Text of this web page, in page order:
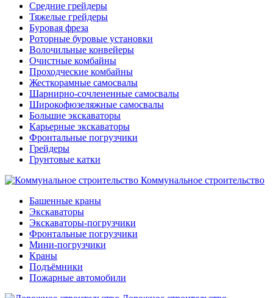
Средние грейдеры
Тяжелые грейдеры
Буровая фреза
Роторные буровые установки
Волочильные конвейеры
Очистные комбайны
Проходческие комбайны
Жесткорамные самосвалы
Шарнирно-сочлененные самосвалы
Широкофюзеляжные самосвалы
Большие экскаваторы
Карьерные экскаваторы
Фронтальные погрузчики
Грейдеры
Грунтовые катки
Коммунальное строительство
Башенные краны
Экскаваторы
Экскаваторы-погрузчики
Фронтальные погрузчики
Мини-погрузчики
Краны
Подъёмники
Пожарные автомобили